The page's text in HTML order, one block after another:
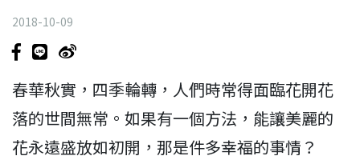
2018-10-09
春華秋實，四季輪轉，人們時常得面臨花開花
落的世間無常。如果有一個方法，能讓美麗的
花永遠盛放如初開，那是件多幸福的事情？